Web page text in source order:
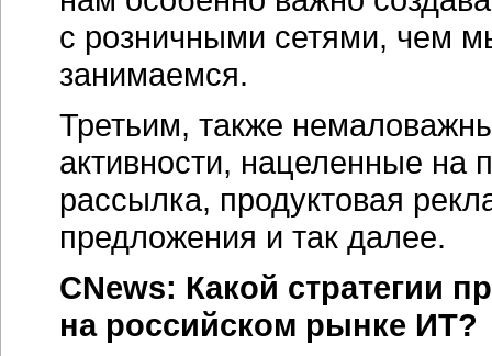
с розничными сетями, чем
занимаемся.
Третьим, также
активности, нацеленные
рассылка, продуктовая
предложения и так далее.
CNews: Какой стратегии
на российском рынке ИТ?